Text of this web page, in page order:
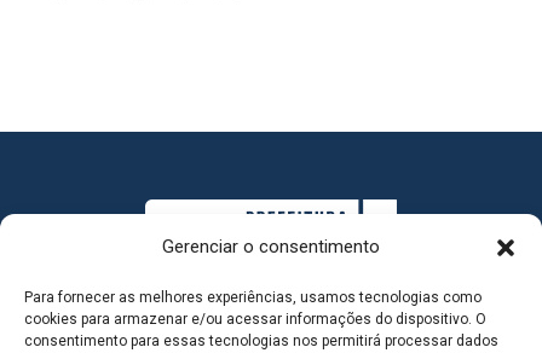
Gerenciar o consentimento
Para fornecer as melhores experiências, usamos tecnologias como
cookies para armazenar e/ou acessar informações do dispositivo. O
consentimento para essas tecnologias nos permitirá processar dados